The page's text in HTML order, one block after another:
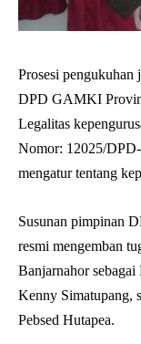
Prosesi
DPD GAMKI
Legalitas
Nomor: 12025/
mengatur tentang
Susunan pimpinan
resmi mengemban
Banjarnahor
Kenny Simatupang,
Pebsed Hutapea.